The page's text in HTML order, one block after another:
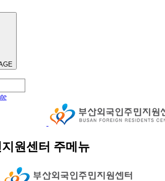
원센터 주메뉴